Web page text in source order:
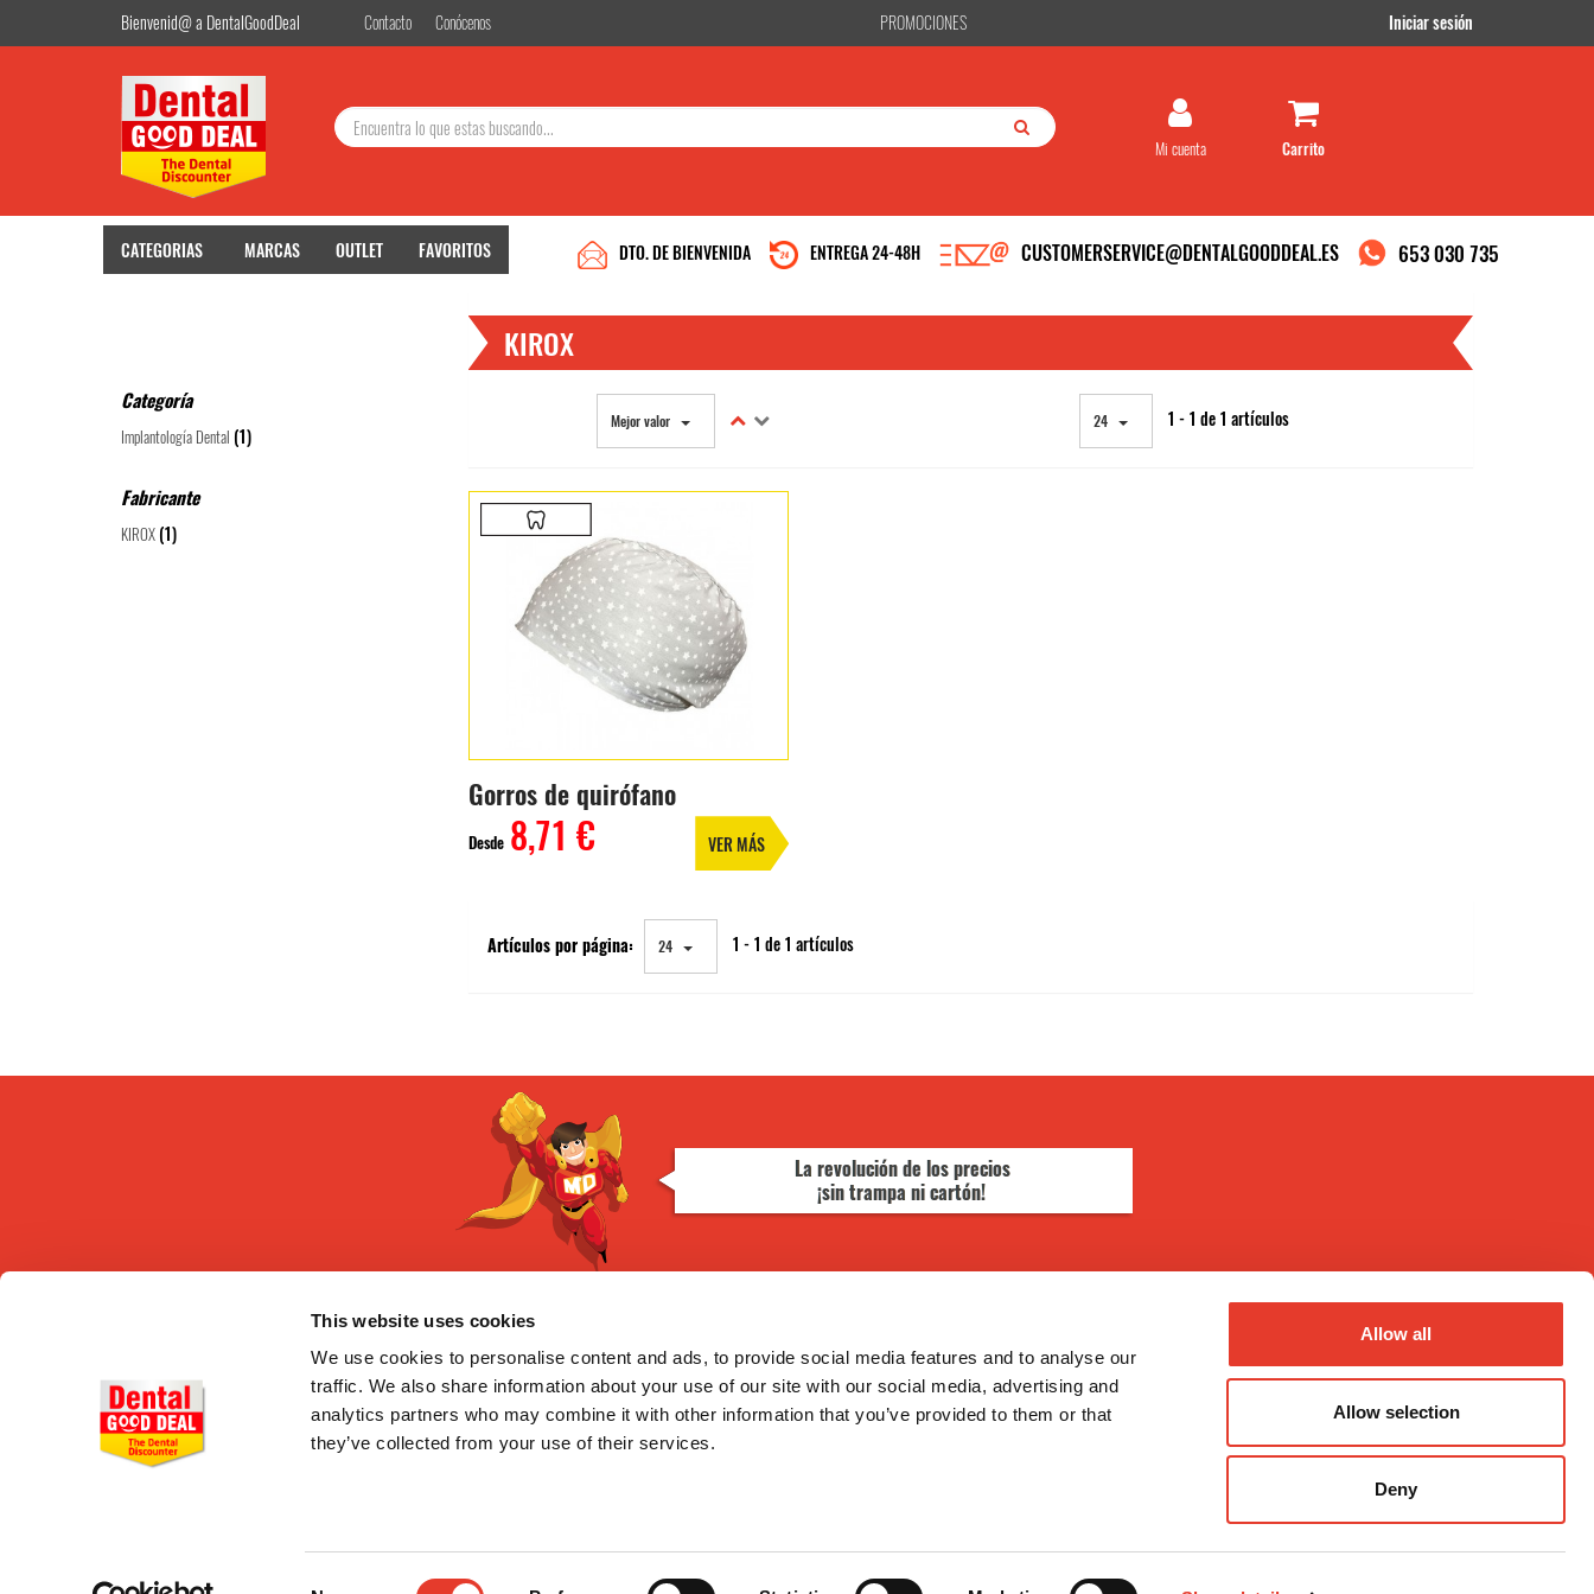
This website uses cookies
We use cookies to personalise content and ads, to provide social media features and to analyse our
traffic. We also share information about your use of our site with our social media, advertising and
analytics partners who may combine it with other information that you’ve provided to them or that
they’ve collected from your use of their services.
Allow all
Allow selection
Deny
Bienvenid@ a DentalGoodDeal Contacto Conócenos PROMOCIONES Iniciar sesión
Mi cuenta
CATEGORIAS MARCAS OUTLET FAVORITOS 653 030 735
CUSTOMERSERVICE@DENTALGOODDEAL.ES
ENTREGA 24-48H
DTO. DE BIENVENIDA
Categoría
Implantología Dental (1)
Fabricante
KIROX (1)
KIROX
Mejor valor 24 1 - 1 de 1 artículos
Gorros de quirófano
Desde 8,71 € VER MÁS
Artículos por página: 24 1 - 1 de 1 artículos
CONÓCENOS
Quiénes somos
Entrega en 24-48h
Pago seguro
Gastos de envío
Contacto
Mis pedidos
Devolver Productos
He leído y acepto lapolítica de